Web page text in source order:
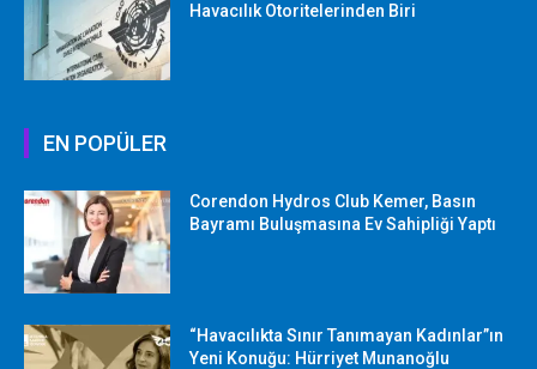
Havacılık Otoritelerinden Biri
EN POPÜLER
Corendon Hydros Club Kemer, Basın
Bayramı Buluşmasına Ev Sahipliği Yaptı
“Havacılıkta Sınır Tanımayan Kadınlar”ın
Yeni Konuğu: Hürriyet Munanoğlu